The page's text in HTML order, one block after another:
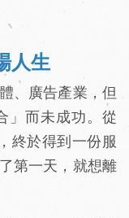
人生
、廣告產業，但
」而未成功。從
終於得到一份服
第一天，就想離